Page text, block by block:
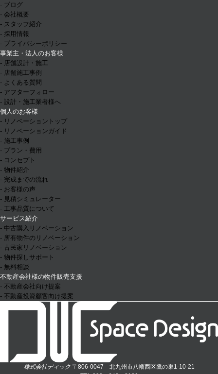
- ブログ
- 会社概要
- スタッフ紹介
- 採用情報
- プライバシーポリシー
事業主・法人のお客様
- 店舗設計・施工
- 店舗施工事例
- よくある質問
- アフターフォロー
- 設計・施工業者様へ
個人のお客様
- リノベーショントップ
- リノベーションガイド
- 施工事例
- プラン・費用
- コンセプト
- 物件紹介
- 完成までの流れ
- お客様の声
- 見積シミュレーター
- 工事品質について
サービス紹介
- 中古購入リノベーション
- 所有物件のリノベーション
- 古民家リノベーション
- 物件探しサポート
- 無料相談
不動産会社様の物件販売支援
- 不動産会社向け提案
- 不動産投資顧客向け提案
株式会社ディック〒806-0047 北九州市八幡西区鷹の巣1-10-21